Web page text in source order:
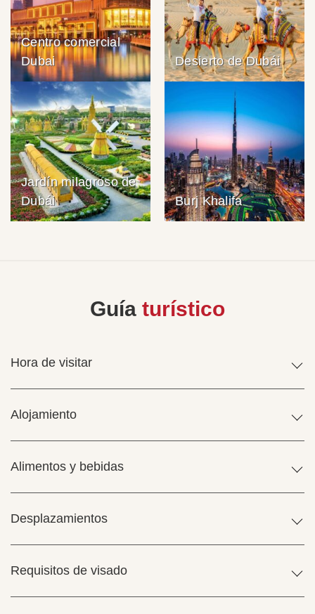
Centro comercial
Dubai
Desierto de Dubái
Jardín milagroso de
Dubái
Burj Khalifa
Guía turístico
Hora de visitar
Alojamiento
Alimentos y bebidas
Desplazamientos
Requisitos de visado